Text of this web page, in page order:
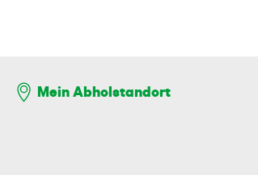
Mein Abholstandort